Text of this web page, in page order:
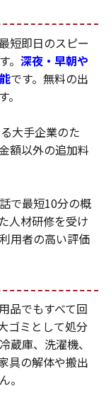
短即日のスピー
深夜・早朝や
です。無料の出
大手企業のた
額以外の追加料
で最短10分の概
人材研修を受け
用者の高い評価
品でもすべて回
ゴミとして処分
蔵庫、洗濯機、
具の解体や搬出
。